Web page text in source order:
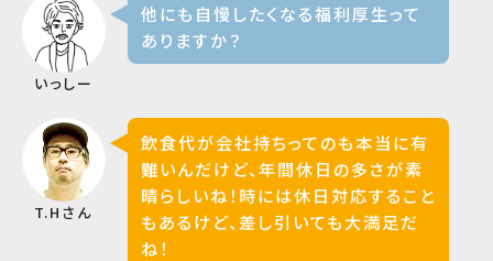
いっしー
他にも自慢したくなる福利厚生って
ありますか？
T.Hさん
飲食代が会社持ちってのも本当に有
難いんだけど、年間休日の多さが素
晴らしいね！時には休日対応すること
もあるけど、差し引いても大満足だ
ね！